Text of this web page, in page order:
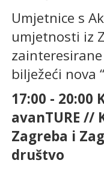
Umjetnice s
umjetnosti iz
bilježeći nova
17:00 -
avanTURE //
Zagreba i
društvo